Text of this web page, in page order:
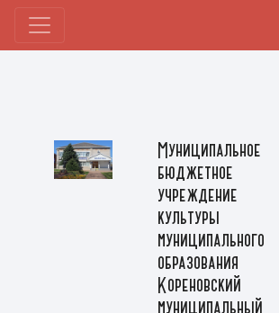
Муниципальное
бюджетное
учреждение
культуры
муниципального
образования
Кореновский